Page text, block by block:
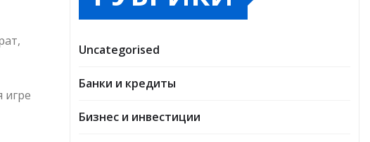
игре
Uncategorised
Банки и кредиты
Бизнес и инвестиции